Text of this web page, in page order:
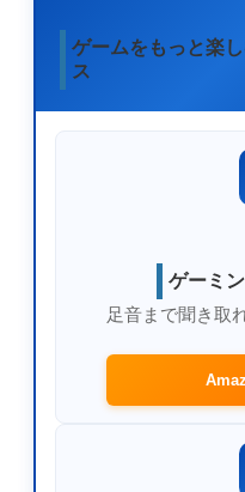
ゲームをもっと楽
ス
ゲーミ
足音まで聞き取